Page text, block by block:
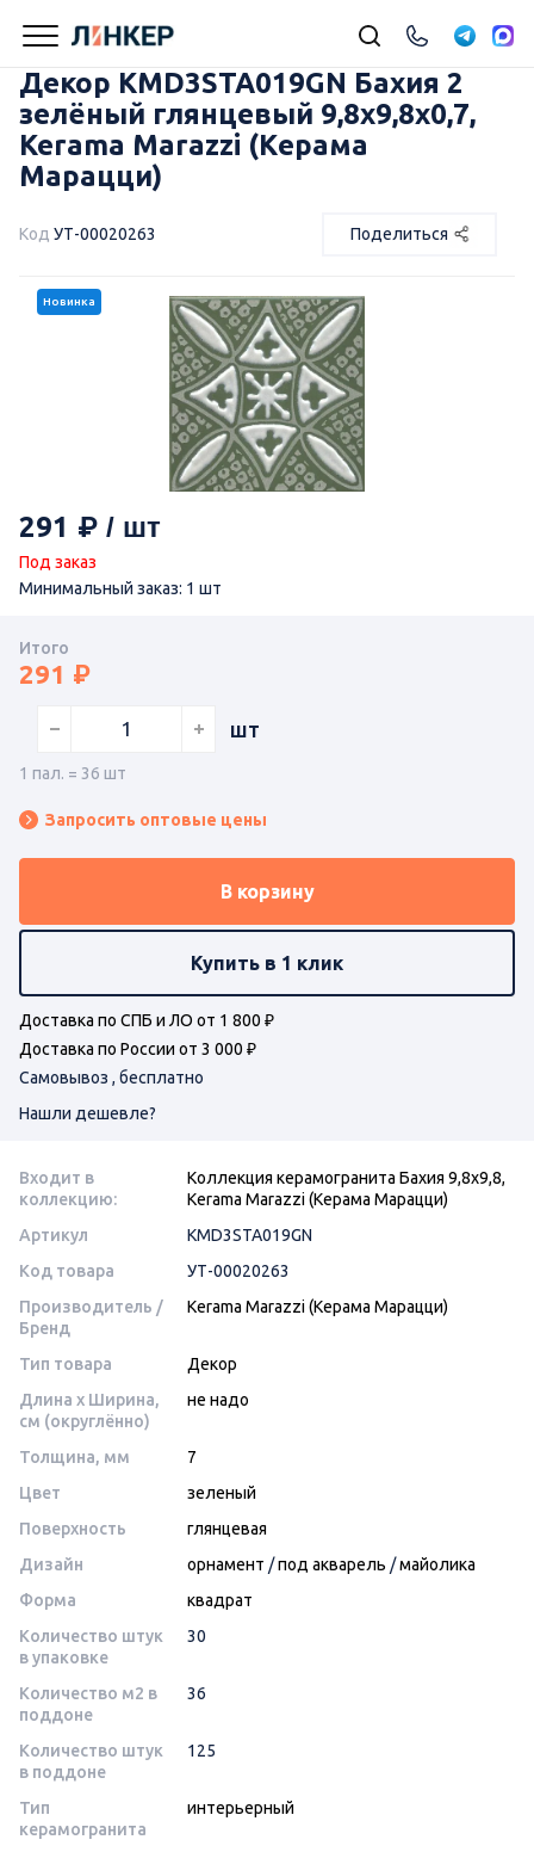
Декор KMD3STA019GN Бахия 2
зелёный глянцевый 9,8x9,8x0,7,
Kerama Marazzi (Керама
Марацци)
Код УТ-00020263 Поделиться
Новинка
291
Под заказ
Минимальный заказ: 1 шт
Итого
291
шт
1 пал. = 36 шт
Запросить оптовые цены
В корзину
Купить в 1 клик
Доставка по СПБ и ЛО от 1 800 ₽
Доставка по России от 3 000 ₽
Самовывоз , бесплатно
Нашли дешевле?
Входит в
коллекцию:
Коллекция керамогранита Бахия 9,8х9,8,
Kerama Marazzi (Керама Марацци)
Артикул
KMD3STA019GN
Код товара
УТ-00020263
Производитель /
Бренд
Kerama Marazzi (Керама Марацци)
Тип товара
Декор
Длина x Ширина,
см (округлённо)
не надо
Толщина, мм
7
Цвет
зеленый
Поверхность
глянцевая
Дизайн
орнамент /под акварель /майолика
Форма
квадрат
Количество штук
в упаковке
30
Количество м2 в
поддоне
36
Количество штук
в поддоне
125
Тип
керамогранита
интерьерный